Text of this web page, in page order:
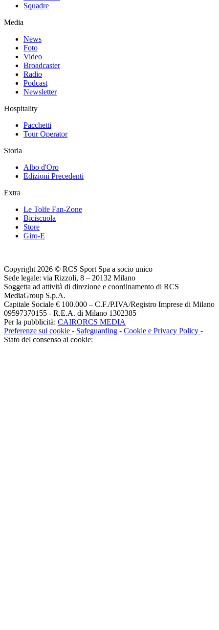
Squadre
Media
News
Foto
Video
Broadcaster
Radio
Podcast
Newsletter
Hospitality
Pacchetti
Tour Operator
Storia
Albo d'Oro
Edizioni Precedenti
Extra
Le Tolfe Fan-Zone
Biciscuola
Store
Giro-E
Copyright 2026 © RCS Sport Spa a socio unico
Sede legale: via Rizzoli, 8 – 20132 Milano
Soggetta ad attività di direzione e coordinamento di RCS
MediaGroup S.p.A.
Capitale Sociale € 100.000 – C.F./P.IVA/Registro Imprese di Milano
09597370155 - R.E.A. di Milano 1302385
Per la pubblicità: CAIRORCS MEDIA
Preferenze sui cookie - Safeguarding - Cookie e Privacy Policy -
Stato del consenso ai cookie: